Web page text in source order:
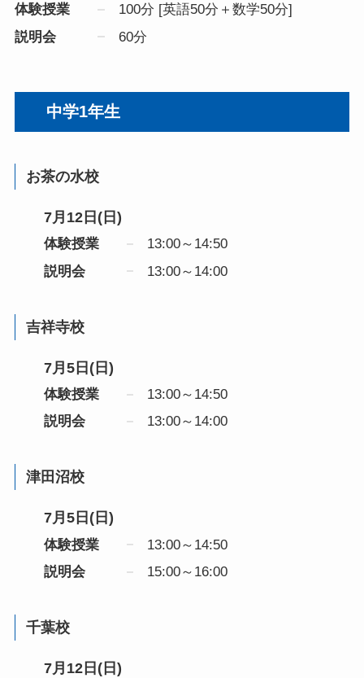
体験授業
100分 [英語50分＋数学50分]
説明会
60分
中学1年生
お茶の水校
7月12日(日)
体験授業
13:00～14:50
説明会
13:00～14:00
吉祥寺校
7月5日(日)
体験授業
13:00～14:50
説明会
13:00～14:00
津田沼校
7月5日(日)
体験授業
13:00～14:50
説明会
15:00～16:00
千葉校
7月12日(日)